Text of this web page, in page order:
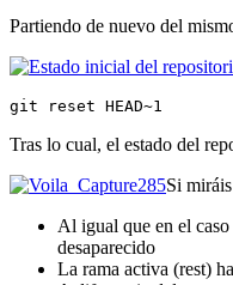
Partiendo de nuevo del
git reset HEAD~1
Tras lo cual, el estado del
Si
Al igual que en el
desaparecido
La rama activa (rest)